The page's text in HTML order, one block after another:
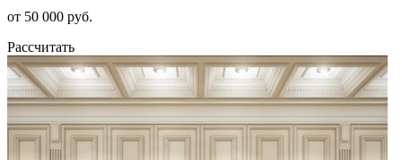
от 50 000 руб.
Рассчитать